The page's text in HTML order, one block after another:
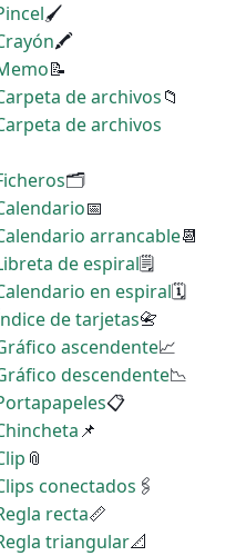
🖌
🖍
📝
de archivos📁
de archivos
🗂
📅
arrancable📆
de espiral🗒
en espiral🗓
de tarjetas📇
ascendente📈
descendente📉
📋
📌
📎
conectados 🖇
recta📏
triangular📐